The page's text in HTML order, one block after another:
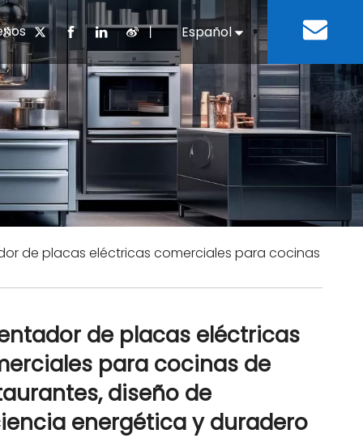
chino Equipos de refrigeración
Equipo para lavar platos
Negocios e Industria Residencias de
Descargar
del desarrollo
丨 Español
English
de placas eléctricas comerciales para cocinas
de placas eléctricas
para cocinas de
diseño de
energética y duradero